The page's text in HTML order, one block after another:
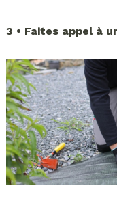
3 • Faites appel à